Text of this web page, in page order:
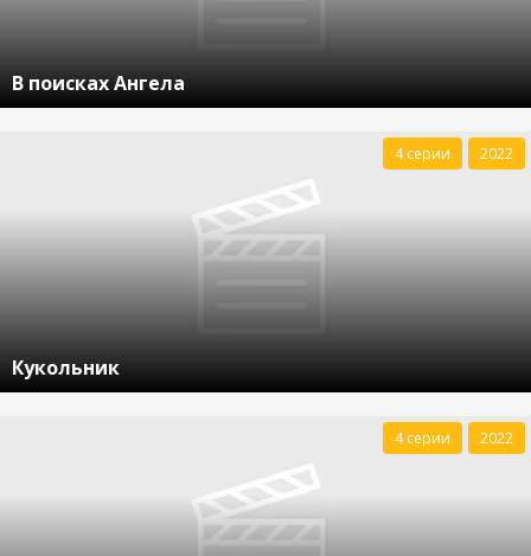
В поисках Ангела
Кукольник
4 серии 2022
4 серии 2022